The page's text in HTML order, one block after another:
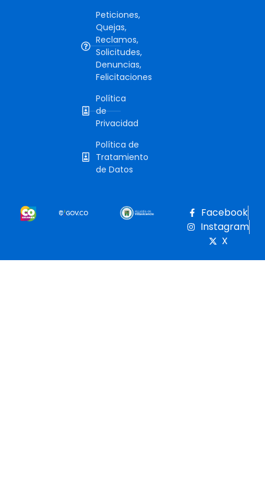
Peticiones,
Quejas,
Reclamos,
Solicitudes,
Denuncias,
Felicitaciones
Política
de
Privacidad
Política de
Tratamiento
de Datos
Facebook
Instagram
X